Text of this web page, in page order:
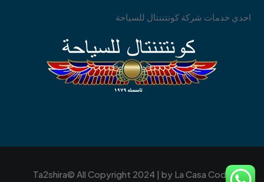
احدي خدمات شركة كونتننتال للسياحة
Ta2shira© All Copyright 2024 | by La Casa Code